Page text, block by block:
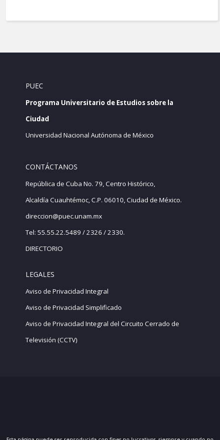
PUEC
Programa Universitario de Estudios sobre la
Ciudad
Universidad Nacional Autónoma de México
CONTÁCTANOS
República de Cuba No. 79, Centro Histórico,
Alcaldía Cuauhtémoc, C.P. 06010, Ciudad de México.
direccion@puec.unam.mx
Tel: 55.55.22.5489 / 2326 / 2330.
DIRECTORIO
LEGALES
Aviso de Privacidad Integral
Aviso de Privacidad Simplificado
Aviso de Privacidad Integral del Circuito Cerrado de
Televisión (CCTV)